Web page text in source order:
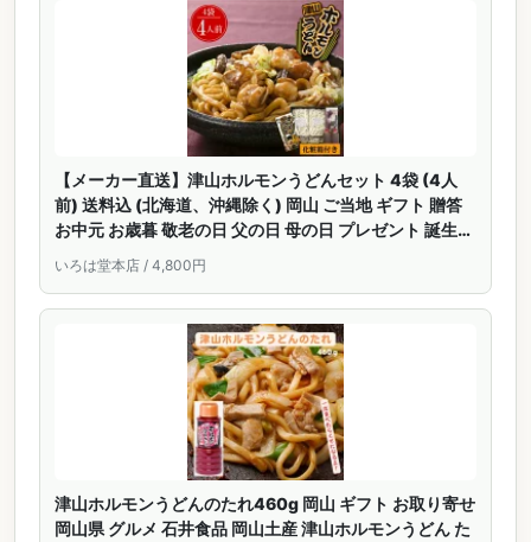
【メーカー直送】津山ホルモンうどんセット 4袋 (4人
前) 送料込 (北海道、沖縄除く) 岡山 ご当地 ギフト 贈答
お中元 お歳暮 敬老の日 父の日 母の日 プレゼント 誕生日
お土産 内祝い お返し 手土産 自宅用 おうちごはん 直送
クリスマス 肉のことなら石井食品
いろは堂本店 / 4,800円
津山ホルモンうどんのたれ460g 岡山 ギフト お取り寄せ
岡山県 グルメ 石井食品 岡山土産 津山ホルモンうどん た